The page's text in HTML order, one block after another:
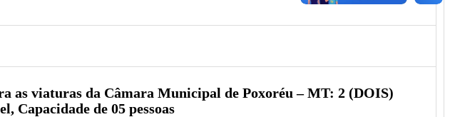
as viaturas da Câmara Municipal de Poxoréu – MT: 2 (DOIS)
Capacidade de 05 pessoas